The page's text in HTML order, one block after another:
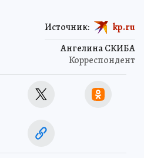
Ангелина СКИБА
Корреспондент
Источник: kp.ru